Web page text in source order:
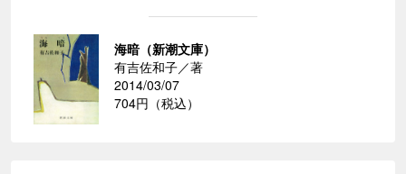
海暗（新潮文庫）
有吉佐和子／著
2014/03/07
704円（税込）